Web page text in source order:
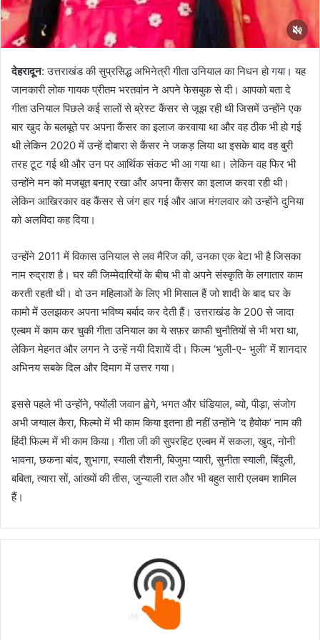
देहरादून: उत्तराखंड की सुप्रसिद्ध अभिनेत्री गीता उनियाल का निधन हो गया। यह
जानकारी लोक गायक प्रीतम भरतवांन ने अपने फेसबुक से दी। आपको बता दे
गीता उनियाल पिछले कई सालों से ब्रेस्ट कैंसर से जूझ रही थी जिसमें उन्होंने एक
बार खुद के बलबूते पर अपना कैंसर का इलाज करवाया था और वह ठीक भी हो गई
थी लेकिन 2020 में उन्हें दोबारा से कैंसर ने जकड़ लिया था इसके बाद वह बुरी
तरह टूट गई थी और उन पर आर्थिक संकट भी आ गया था। लेकिन वह फिर भी
उन्होंने मन को मजबूत बनाए रखा और अपना कैंसर का इलाज करवा रही थी।
लेकिन आखिरकार वह कैंसर से जंग हार गई और आज मंगलवार को उन्होंने दुनिया
को अलविदा कह दिया।
उन्होंने 2011 में विकास उनियाल से लव मैरिज की, उनका एक बेटा भी है जिसका
नाम रुद्राश है। घर की जिम्मेदारियों के बीच भी वो अपने संस्कृति के लगातार काम
करती रहती थी। वो उन महिलाओं के लिए भी मिसाल हैं जो शादी के बाद घर के
कामो में उलझकर अपना भविष्य बर्बाद कर देती हैं। उत्तराखंड के 200 से जादा
एल्बम में काम कर चुकी गीता उनियाल का ये सफ़र काफी चुनौतियों से भी भरा था,
लेकिन मेहनत और लगन ने उन्हें नयी दिशायें दी। फिल्म ‘भुली-ए- भुली’ में शानदार
अभिनय सबके दिल और दिमाग में उत्तर गया।
इससे पहले भी उन्होंने, फ्योंली जवान ह्वेगे, भगत और घंडियाल, ब्यो, पीड़ा, संजोग
अभी जग्वाल कैरा, फिल्मो में भी काम किया इतना ही नहीं उन्होंने ‘द हैवोक’ नाम की
हिंदी फिल्म में भी काम किया। गीता जी की सुपरहिट एल्बम में सकला, खुद, नोनी
भावना, छकना बांद, शुभागा, स्याली रौशनी, बिजुमा प्यारी, सुनीता स्याली, बिंदुली,
बबिता, त्यारा सों, आंख्यों की तीस, जुन्याली रात और भी बहुत सारी एलबम शामिल
हैं।